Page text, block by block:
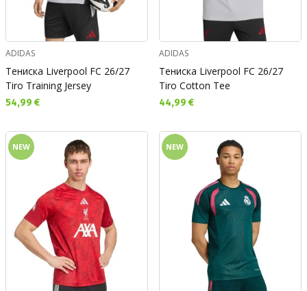
ADIDAS
Тениска Liverpool FC 26/27
Tiro Training Jersey
Текуща цена:
54,99 €
ADIDAS
Тениска Liverpool FC 26/27
Tiro Cotton Tee
Текуща цена:
44,99 €
NEW NEW